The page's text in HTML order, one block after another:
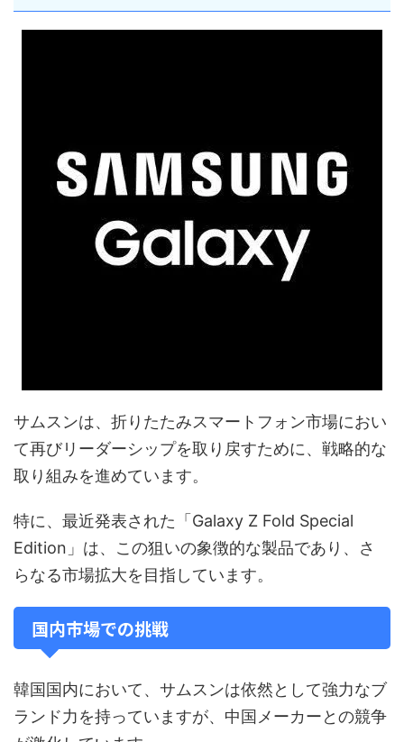
サムスンは、折りたたみスマートフォン市場におい
て再びリーダーシップを取り戻すために、戦略的な
取り組みを進めています。
特に、最近発表された「Galaxy Z Fold Special
Edition」は、この狙いの象徴的な製品であり、さ
らなる市場拡大を目指しています。
国内市場での挑戦
韓国国内において、サムスンは依然として強力なブ
ランド力を持っていますが、中国メーカーとの競争